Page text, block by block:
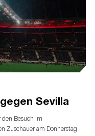
Sevilla
Besuch im
Zuschauer am Donnerstag